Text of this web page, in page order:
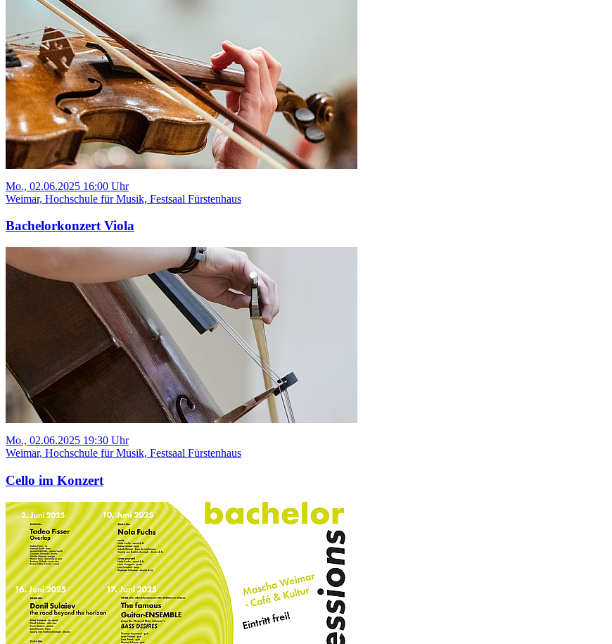
Mo., 02.06.2025 16:00 Uhr
Weimar, Hochschule für Musik, Festsaal Fürstenhaus
Bachelorkonzert Viola
Mo., 02.06.2025 19:30 Uhr
Weimar, Hochschule für Musik, Festsaal Fürstenhaus
Cello im Konzert